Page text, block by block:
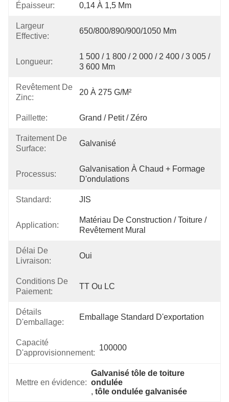
Épaisseur: 0,14 À 1,5 Mm
Largeur
Effective:
650/800/890/900/1050 Mm
Longueur:
1 500 / 1 800 / 2 000 / 2 400 / 3 005 /
3 600 Mm
Revêtement De
Zinc:
20 À 275 G/m²
Paillette: Grand / Petit / Zéro
Traitement De
Surface:
Galvanisé
Processus:
Galvanisation À Chaud + Formage
D'ondulations
Standard: JIS
Application:
Matériau De Construction / Toiture /
Revêtement Mural
Délai De
Livraison:
Oui
Conditions De
Paiement:
TT Ou LC
Détails
D'emballage:
Emballage Standard D'exportation
Capacité
D'approvisionnement:
100000
Mettre en évidence:
Galvanisé tôle de toiture
ondulée
, tôle ondulée galvanisée